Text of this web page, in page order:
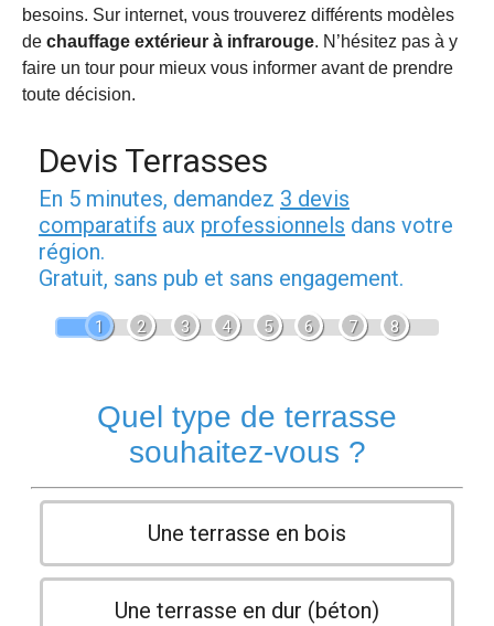
besoins. Sur internet, vous trouverez différents modèles
de chauffage extérieur à infrarouge. N’hésitez pas à y
faire un tour pour mieux vous informer avant de prendre
toute décision.
Devis Terrasses
En 5 minutes, demandez 3 devis
comparatifs aux professionnels dans votre
région.
Gratuit, sans pub et sans engagement.
1 2 3 4 5 6 7 8
Quel type de terrasse
souhaitez-vous ?
Une terrasse en bois
Une terrasse en dur (béton)